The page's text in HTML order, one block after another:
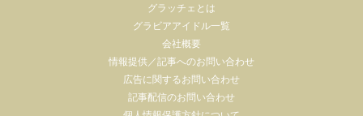
グラッチェとは
グラビアアイドル一覧
会社概要
情報提供／記事へのお問い合わせ
広告に関するお問い合わせ
記事配信のお問い合わせ